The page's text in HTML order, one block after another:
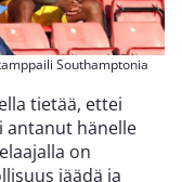
Southamptonia
tietää, ettei
antanut hänelle
on
jäädä ja